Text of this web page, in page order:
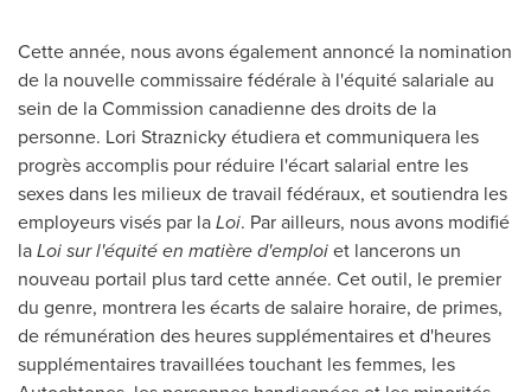
Cette année, nous avons également annoncé la nomination
de la nouvelle commissaire fédérale à l'équité salariale au
sein de la Commission canadienne des droits de la
personne. Lori Straznickyétudiera et communiquera les
progrès accomplis pour réduire l'écart salarial entre les
sexes dans les milieux de travail fédéraux, et soutiendra les
employeurs visés par laLoi. Par ailleurs, nous avons modifié
laLoi sur l'équité en matière d'emploiet lancerons un
nouveau portail plus tard cette année. Cet outil, le premier
du genre, montrera les écarts de salaire horaire, de primes,
de rémunération des heures supplémentaires et d'heures
supplémentaires travaillées touchant les femmes, les